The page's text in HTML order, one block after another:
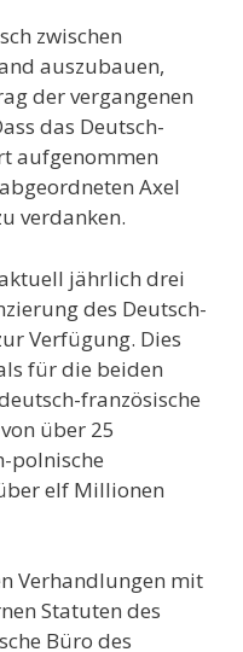
zwischen
auszubauen,
der vergangenen
das Deutsch-
aufgenommen
Axel
verdanken.
jährlich drei
des Deutsch-
Verfügung. Dies
für die beiden
französische
über 25
polnische
elf Millionen
Verhandlungen mit
Statuten des
Büro des